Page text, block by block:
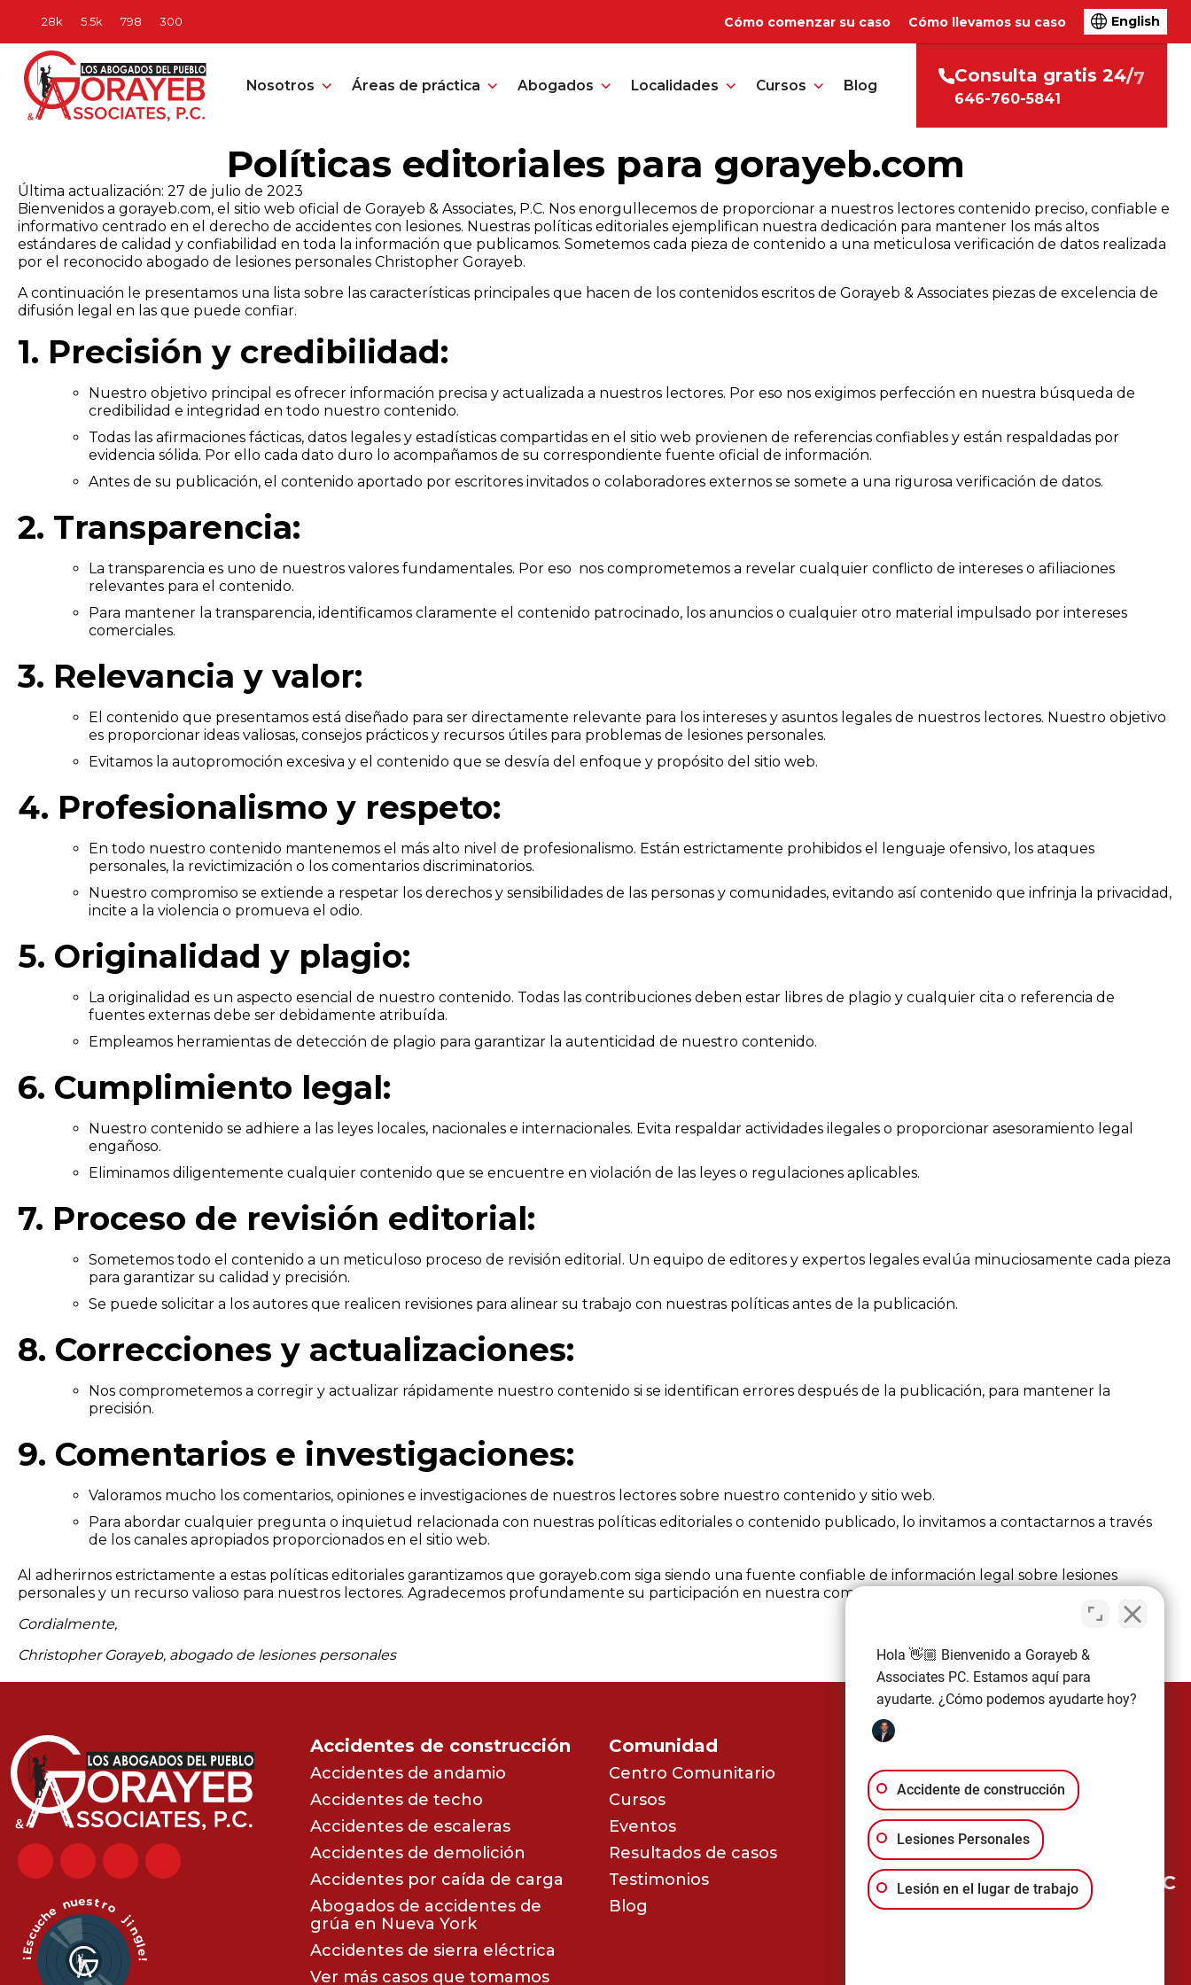
Cómo comenzar su caso Cómo llevamos su caso English
Nosotros Áreas de práctica Abogados Localidades Cursos Blog Consu
lta gratis 24/7
646-760-5841
Políticas editoriales para gorayeb.com
Última actualización: 27 de julio de 2023
Bienvenidos a gorayeb.com, el sitio web oficial de Gorayeb & Associates, P.C. Nos enorgullecemos de proporcionar a nuestros lectores contenido preciso, confiable e
informativo centrado en el derecho de accidentes con lesiones. Nuestras políticas editoriales ejemplifican nuestra dedicación para mantener los más altos
estándares de calidad y confiabilidad en toda la información que publicamos. Sometemos cada pieza de contenido a una meticulosa verificación de datos realizada
por el reconocido abogado de lesiones personales Christopher Gorayeb.
A continuación le presentamos una lista sobre las características principales que hacen de los contenidos escritos de Gorayeb & Associates piezas de excelencia de
difusión legal en las que puede confiar.
1. Precisión y credibilidad:
Nuestro objetivo principal es ofrecer información precisa y actualizada a nuestros lectores. Por eso nos exigimos perfección en nuestra búsqueda de
credibilidad e integridad en todo nuestro contenido.
Todas las afirmaciones fácticas, datos legales y estadísticas compartidas en el sitio web provienen de referencias confiables y están respaldadas por
evidencia sólida. Por ello cada dato duro lo acompañamos de su correspondiente fuente oficial de información.
Antes de su publicación, el contenido aportado por escritores invitados o colaboradores externos se somete a una rigurosa verificación de datos.
2. Transparencia:
La transparencia es uno de nuestros valores fundamentales. Por eso nos comprometemos a revelar cualquier conflicto de intereses o afiliaciones
relevantes para el contenido.
Para mantener la transparencia, identificamos claramente el contenido patrocinado, los anuncios o cualquier otro material impulsado por intereses
comerciales.
3. Relevancia y valor:
El contenido que presentamos está diseñado para ser directamente relevante para los intereses y asuntos legales de nuestros lectores. Nuestro objetivo
es proporcionar ideas valiosas, consejos prácticos y recursos útiles para problemas de lesiones personales.
Evitamos la autopromoción excesiva y el contenido que se desvía del enfoque y propósito del sitio web.
4. Profesionalismo y respeto:
En todo nuestro contenido mantenemos el más alto nivel de profesionalismo. Están estrictamente prohibidos el lenguaje ofensivo, los ataques
personales, la revictimización o los comentarios discriminatorios.
Nuestro compromiso se extiende a respetar los derechos y sensibilidades de las personas y comunidades, evitando así contenido que infrinja la privacidad,
incite a la violencia o promueva el odio.
5. Originalidad y plagio:
La originalidad es un aspecto esencial de nuestro contenido. Todas las contribuciones deben estar libres de plagio y cualquier cita o referencia de
fuentes externas debe ser debidamente atribuída.
Empleamos herramientas de detección de plagio para garantizar la autenticidad de nuestro contenido.
6. Cumplimiento legal:
Nuestro contenido se adhiere a las leyes locales, nacionales e internacionales. Evita respaldar actividades ilegales o proporcionar asesoramiento legal
engañoso.
Eliminamos diligentemente cualquier contenido que se encuentre en violación de las leyes o regulaciones aplicables.
7. Proceso de revisión editorial:
Sometemos todo el contenido a un meticuloso proceso de revisión editorial. Un equipo de editores y expertos legales evalúa minuciosamente cada pieza
para garantizar su calidad y precisión.
Se puede solicitar a los autores que realicen revisiones para alinear su trabajo con nuestras políticas antes de la publicación.
8. Correcciones y actualizaciones:
Nos comprometemos a corregir y actualizar rápidamente nuestro contenido si se identifican errores después de la publicación, para mantener la
precisión.
9. Comentarios e investigaciones:
Valoramos mucho los comentarios, opiniones e investigaciones de nuestros lectores sobre nuestro contenido y sitio web.
Para abordar cualquier pregunta o inquietud relacionada con nuestras políticas editoriales o contenido publicado, lo invitamos a contactarnos a través
de los canales apropiados proporcionados en el sitio web.
Al adherirnos estrictamente a estas políticas editoriales garantizamos que gorayeb.com siga siendo una fuente confiable de información legal sobre lesiones
personales y un recurso valioso para nuestros lectores. Agradecemos profundamente su participación en nuestra comunidad.
Cordialmente,
Christopher Gorayeb, abogado de lesiones personales
Accidentes de construcción
Accidentes de andamio
Accidentes de techo
Accidentes de escaleras
Accidentes de demolición
Accidentes por caída de carga
Abogados de accidentes de
grúa en Nueva York
Accidentes de sierra eléctrica
Ver más casos que tomamos
Comunidad
Centro Comunitario
Cursos
Eventos
Resultados de casos
Testimonios
Blog
Abierto las 24 Hrs
(646) 760-5841
Gorayeb & Associates, P.C
100 William St 19th Floor, New York,
Hola 👋🏼 Bienvenido a Gorayeb &
Associates PC. Estamos aquí para
ayudarte. ¿Cómo podemos ayudarte hoy?
Accidente de construcción
Lesiones Personales
Lesión en el lugar de trabajo